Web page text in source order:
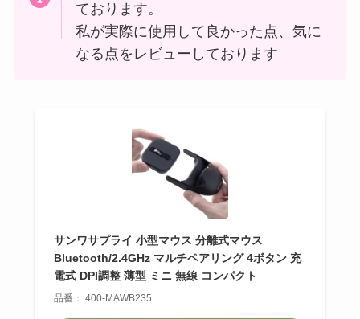
ております。
私が実際に使用して良かった点、気に
なる点をレビューしております
サンワサプライ 小型マウス 分離式マウス
Bluetooth/2.4GHz マルチペアリング 4ボタン 充
電式 DPI調整 薄型 ミニ 無線 コンパクト
品番： 400-MAWB235